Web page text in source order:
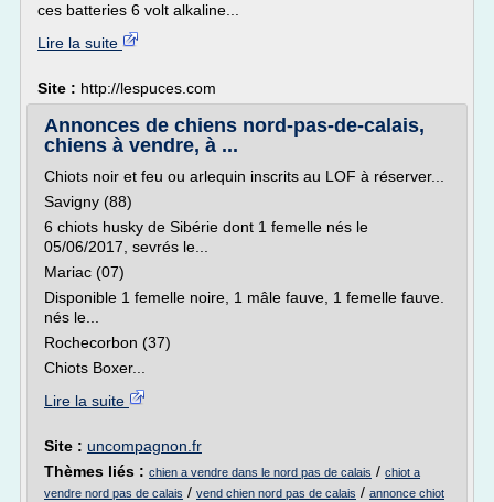
ces batteries 6 volt alkaline...
Lire la suite
Site : http://lespuces.com
Annonces de chiens nord-pas-de-calais,
chiens à vendre, à ...
Chiots noir et feu ou arlequin inscrits au LOF à réserver...
Savigny (88)
6 chiots husky de Sibérie dont 1 femelle nés le
05/06/2017, sevrés le...
Mariac (07)
Disponible 1 femelle noire, 1 mâle fauve, 1 femelle fauve.
nés le...
Rochecorbon (37)
Chiots Boxer...
Lire la suite
Site : uncompagnon.fr
Thèmes liés : chien a vendre dans le nord pas de calais / chiot a
vendre nord pas de calais / vend chien nord pas de calais / annonce chiot